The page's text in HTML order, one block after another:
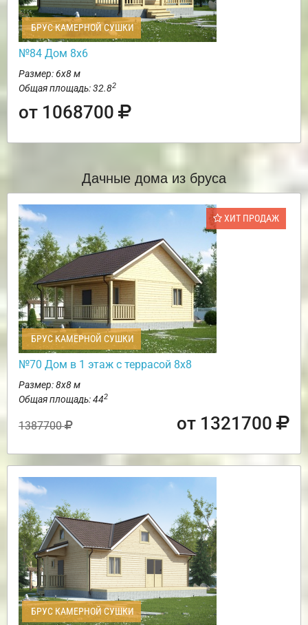
БРУС КАМЕРНОЙ СУШКИ
№84 Дом 8х6
Размер: 6х8 м
Общая площадь: 32.82
от 1068700
Дачные дома из бруса
ХИТ ПРОДАЖ
БРУС КАМЕРНОЙ СУШКИ
№70 Дом в 1 этаж с террасой 8х8
Размер: 8х8 м
Общая площадь: 442
1387700 от 1321700
БРУС КАМЕРНОЙ СУШКИ